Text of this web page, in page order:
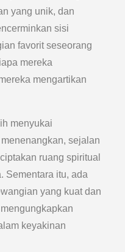
yang unik, dan
sisi
favorit seseorang
mereka
mengartikan
menyukai
sejalan
ruang spiritual
Sementara itu, ada
yang kuat dan
keyakinan